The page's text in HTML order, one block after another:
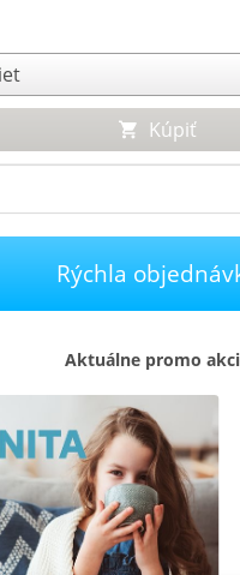
Kúpiť
Rýchla
Aktuálne promo